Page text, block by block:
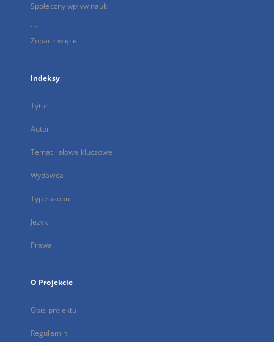
Społeczny wpływ nauki
...
Zobacz więcej
Indeksy
Tytuł
Autor
Temat i słowa kluczowe
Wydawca
Typ zasobu
Język
Prawa
O Projekcie
Opis projektu
Regulamin